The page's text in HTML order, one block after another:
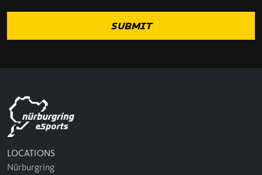
LOCATIONS
Nürburgring